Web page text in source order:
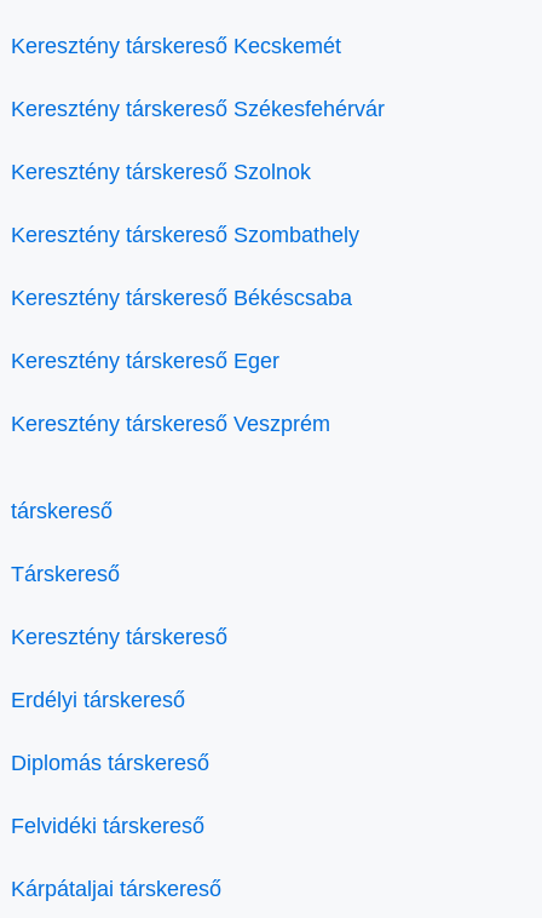
Keresztény társkereső Kecskemét
Keresztény társkereső Székesfehérvár
Keresztény társkereső Szolnok
Keresztény társkereső Szombathely
Keresztény társkereső Békéscsaba
Keresztény társkereső Eger
Keresztény társkereső Veszprém
társkereső
Társkereső
Keresztény társkereső
Erdélyi társkereső
Diplomás társkereső
Felvidéki társkereső
Kárpátaljai társkereső